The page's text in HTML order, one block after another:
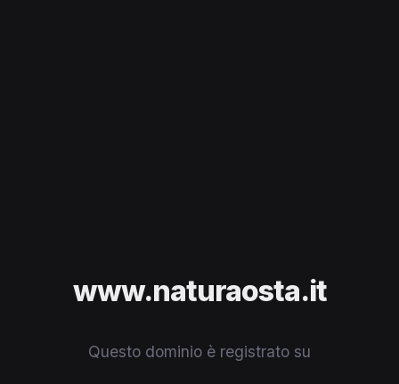
www.naturaosta.it
Questo dominio è registrato su